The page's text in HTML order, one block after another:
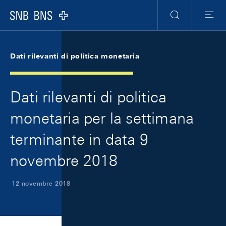
Logo
Ricerca
Menu
Dati rilevanti di politica monetaria
Dati rilevanti di politica
monetaria per la settimana
terminante in data 9
novembre 2018
12 novembre 2018